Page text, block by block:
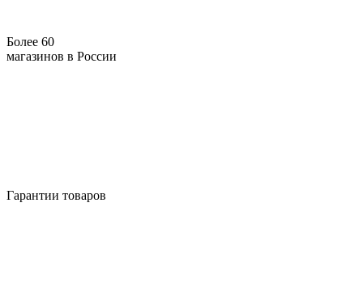
Более 60
магазинов в России
Гарантии товаров